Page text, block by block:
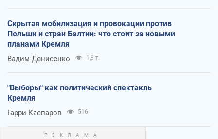
Скрытая мобилизация и провокации против
Польши и стран Балтии: что стоит за новыми
планами Кремля
Вадим Денисенко 1,8 т.
"Выборы" как политический спектакль
Кремля
Гарри Каспаров 516